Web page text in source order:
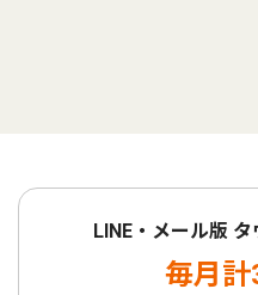
LINE・メール版
毎月